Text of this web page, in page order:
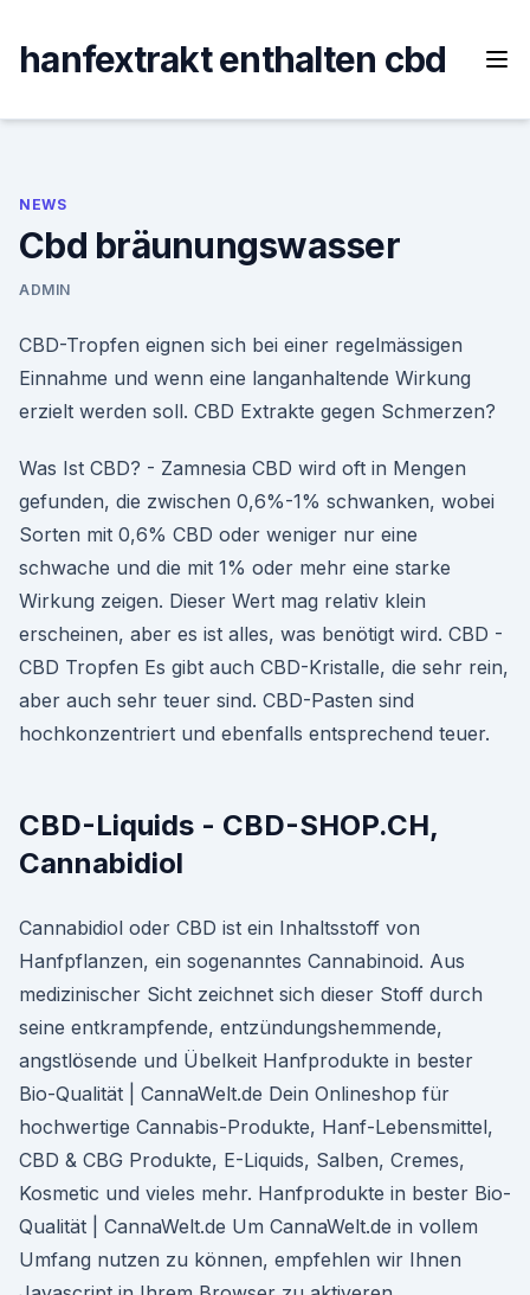
content
hanfextrakt enthalten cbd
NEWS
Cbd bräunungswasser
ADMIN
CBD-Tropfen eignen sich bei einer regelmässigen
Einnahme und wenn eine langanhaltende Wirkung
erzielt werden soll. CBD Extrakte gegen Schmerzen?
Was Ist CBD? - Zamnesia CBD wird oft in Mengen
gefunden, die zwischen 0,6%-1% schwanken, wobei
Sorten mit 0,6% CBD oder weniger nur eine
schwache und die mit 1% oder mehr eine starke
Wirkung zeigen. Dieser Wert mag relativ klein
erscheinen, aber es ist alles, was benötigt wird. CBD -
CBD Tropfen Es gibt auch CBD-Kristalle, die sehr rein,
aber auch sehr teuer sind. CBD-Pasten sind
hochkonzentriert und ebenfalls entsprechend teuer.
CBD-Liquids - CBD-SHOP.CH,
Cannabidiol
Cannabidiol oder CBD ist ein Inhaltsstoff von
Hanfpflanzen, ein sogenanntes Cannabinoid. Aus
medizinischer Sicht zeichnet sich dieser Stoff durch
seine entkrampfende, entzündungshemmende,
angstlösende und Übelkeit Hanfprodukte in bester
Bio-Qualität | CannaWelt.de Dein Onlineshop für
hochwertige Cannabis-Produkte, Hanf-Lebensmittel,
CBD & CBG Produkte, E-Liquids, Salben, Cremes,
Kosmetic und vieles mehr. Hanfprodukte in bester Bio-
Qualität | CannaWelt.de Um CannaWelt.de in vollem
Umfang nutzen zu können, empfehlen wir Ihnen